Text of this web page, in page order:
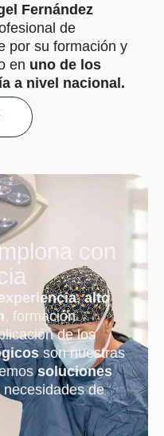
Fernández
de
por su formación y
en uno de los
a nivel nacional.
con
,alto
, formación
de los
son nuestras
soluciones
de